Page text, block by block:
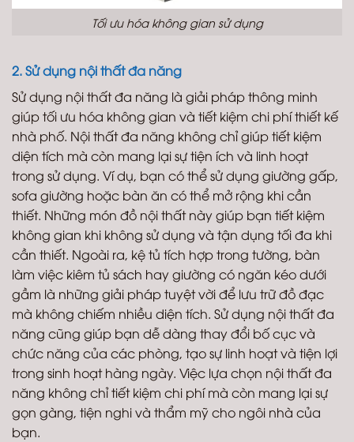
Tối ưu hóa không gian sử dụng
2. Sử dụng nội thất đa năng
Sử dụng nội thất đa năng là giải pháp thông minh
giúp tối ưu hóa không gian và tiết kiệm chi phí thiết kế
nhà phố. Nội thất đa năng không chỉ giúp tiết kiệm
diện tích mà còn mang lại sự tiện ích và linh hoạt
trong sử dụng. Ví dụ, bạn có thể sử dụng giường gấp,
sofa giường hoặc bàn ăn có thể mở rộng khi cần
thiết. Những món đồ nội thất này giúp bạn tiết kiệm
không gian khi không sử dụng và tận dụng tối đa khi
cần thiết. Ngoài ra, kệ tủ tích hợp trong tường, bàn
làm việc kiêm tủ sách hay giường có ngăn kéo dưới
gầm là những giải pháp tuyệt vời để lưu trữ đồ đạc
mà không chiếm nhiều diện tích. Sử dụng nội thất đa
năng cũng giúp bạn dễ dàng thay đổi bố cục và
chức năng của các phòng, tạo sự linh hoạt và tiện lợi
trong sinh hoạt hàng ngày. Việc lựa chọn nội thất đa
năng không chỉ tiết kiệm chi phí mà còn mang lại sự
gọn gàng, tiện nghi và thẩm mỹ cho ngôi nhà của
bạn.